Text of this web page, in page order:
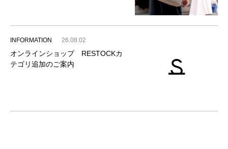
INFORMATION 26.08.02
オンラインショップ RESTOCKカ
テゴリ追加のご案内